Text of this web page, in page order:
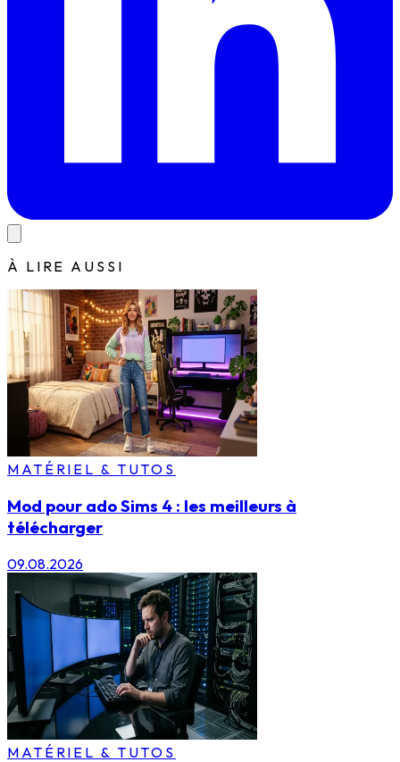
À LIRE AUSSI
MATÉRIEL & TUTOS
Mod pour ado Sims 4 : les meilleurs à
télécharger
09.08.2026
MATÉRIEL & TUTOS